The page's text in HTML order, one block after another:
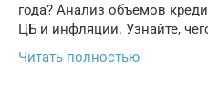
года? Анализ объемов
ЦБ и инфляции. Узнайте,
Читать полностью